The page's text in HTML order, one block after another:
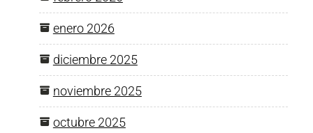
enero 2026
diciembre 2025
noviembre 2025
octubre 2025